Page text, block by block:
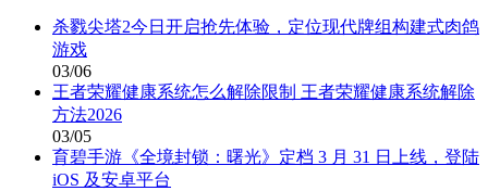
杀戮尖塔2今日开启抢先体验，定位现代牌组构建式肉鸽
游戏
03/06
王者荣耀健康系统怎么解除限制 王者荣耀健康系统解除
方法2026
03/05
育碧手游《全境封锁：曙光》定档 3 月 31 日上线，登陆
iOS 及安卓平台